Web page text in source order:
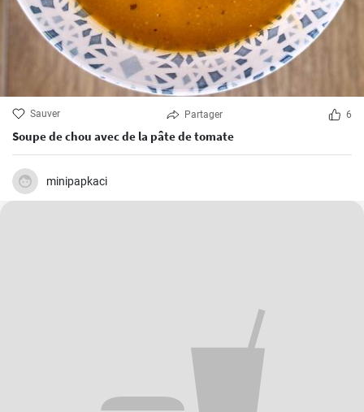
Sauver Partager 6
Soupe de chou avec de la pâte de tomate
minipapkaci